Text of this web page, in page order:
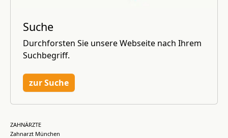
Suche
Durchforsten Sie unsere Webseite nach Ihrem
Suchbegriff.
zur Suche
ZAHNÄRZTE
Zahnarzt München